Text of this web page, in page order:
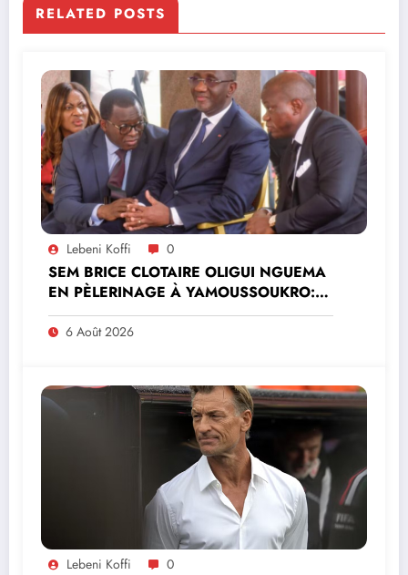
RELATED POSTS
Lebeni Koffi 0
SEM BRICE CLOTAIRE OLIGUI NGUEMA
EN PÈLERINAGE À YAMOUSSOUKRO:LE
MINISTRE PAULIN CLAUDE DANHO
PREND PART À LA CÉRÉMONIE
6 Août 2026
Lebeni Koffi 0